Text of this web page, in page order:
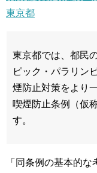
東京都
東京都では、都民
ピック・パラリン
煙防止対策をより
喫煙防止条例（仮
す。
「同条例の基本的